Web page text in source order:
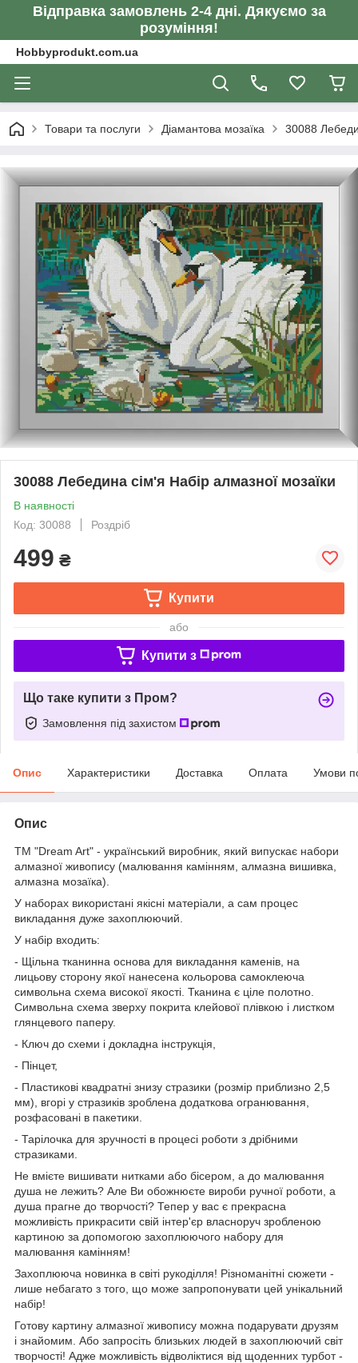
Відправка замовлень 2-4 дні. Дякуємо за
розуміння!
Hobbyprodukt.com.ua
Товари та послуги Діамантова мозаїка 30088
30088 Лебедина сім'я Набір алмазної мозаїки
В наявності
Код: 30088
Роздріб
499 ₴
Купити
або
Купити з
Що таке купити з Пром?
Замовлення під захистом
Опис Характеристики Доставка Оплата Умови
Опис
ТМ "Dream Art" - український виробник, який випускає набори
алмазної живопису (малювання камінням, алмазна вишивка,
алмазна мозаїка).
У наборах використані якісні матеріали, а сам процес
викладання дуже захоплюючий.
У набір входить:
- Щільна тканинна основа для викладання каменів, на
лицьову сторону якої нанесена кольорова самоклеюча
символьна схема високої якості. Тканина є ціле полотно.
Символьна схема зверху покрита клейової плівкою і листком
глянцевого паперу.
- Ключ до схеми і докладна інструкція,
- Пінцет,
- Пластикові квадратні знизу стразики (розмір приблизно 2,5
мм), вгорі у стразиків зроблена додаткова огранювання,
розфасовані в пакетики.
- Тарілочка для зручності в процесі роботи з дрібними
стразиками.
Не вмієте вишивати нитками або бісером, а до малювання
душа не лежить? Але Ви обожнюєте вироби ручної роботи, а
душа прагне до творчості? Тепер у вас є прекрасна
можливість прикрасити свій інтер'єр власноруч зробленою
картиною за допомогою захоплюючого набору для
малювання камінням!
Захоплююча новинка в світі рукоділля! Різноманітні сюжети -
лише небагато з того, що може запропонувати цей унікальний
набір!
Готову картину алмазної живопису можна подарувати друзям
і знайомим. Або запросіть близьких людей в захоплюючий світ
творчості! Адже можливість відволіктися від щоденних турбот -